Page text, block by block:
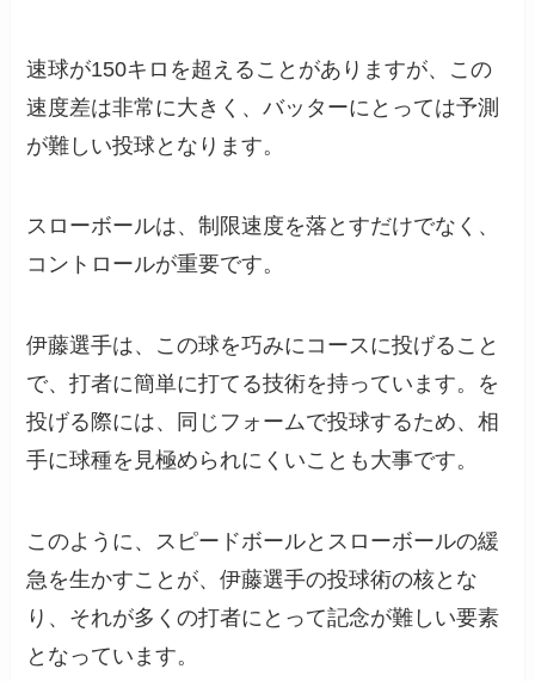
速球が150キロを超えることがありますが、この
速度差は非常に大きく、バッターにとっては予測
が難しい投球となります。
スローボールは、制限速度を落とすだけでなく、
コントロールが重要です。
伊藤選手は、この球を巧みにコースに投げること
で、打者に簡単に打てる技術を持っています。を
投げる際には、同じフォームで投球するため、相
手に球種を見極められにくいことも大事です。
このように、スピードボールとスローボールの緩
急を生かすことが、伊藤選手の投球術の核とな
り、それが多くの打者にとって記念が難しい要素
となっています。